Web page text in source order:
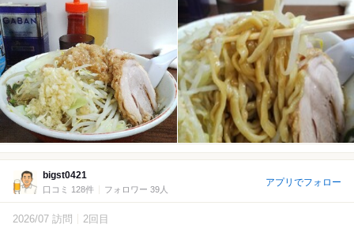
bigst0421
口コミ 128件 フォロワー 39人
アプリでフォロー
2026/07 訪問 2回目